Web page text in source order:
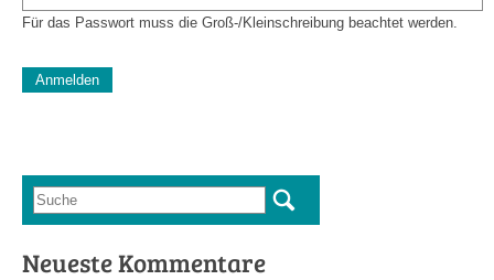
Für das Passwort muss die Groß-/Kleinschreibung beachtet werden.
Diese Sicherheitsfrage überprüft, ob Sie ein menschlicher
Suchformular
Suche
Neueste Kommentare